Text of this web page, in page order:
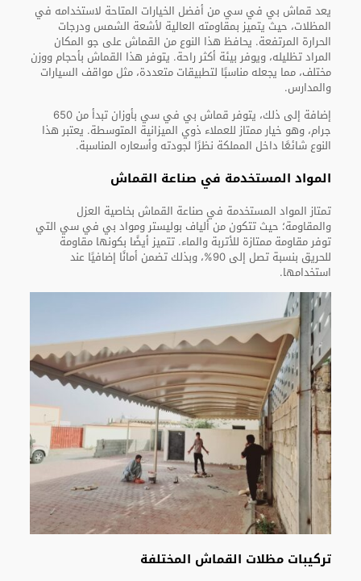
يعد قماش بي في سي من أفضل الخيارات المتاحة لاستخدامه في
المظلات، حيث يتميز بمقاومته العالية لأشعة الشمس ودرجات
الحرارة المرتفعة. يحافظ هذا النوع من القماش على جو المكان
المراد تظليله، ويوفر بيئة أكثر راحة. يتوفر هذا القماش بأحجام ووزن
مختلف، مما يجعله مناسبًا لتطبيقات متعددة، مثل مواقف السيارات
والمدارس.
إضافة إلى ذلك، يتوفر قماش بي في سي بأوزان تبدأ من 650
جرام، وهو خيار ممتاز للعملاء ذوي الميزانية المتوسطة. يعتبر هذا
النوع شائعًا داخل المملكة نظرًا لجودته وأسعاره المناسبة.
المواد المستخدمة في صناعة القماش
تمتاز المواد المستخدمة في صناعة القماش بخاصية العزل
والمقاومة؛ حيث تتكون من ألياف بوليستر ومواد بي في سي التي
توفر مقاومة ممتازة للأتربة والماء. تتميز أيضًا بكونها مقاومة
للحريق بنسبة تصل إلى 90%، وبذلك تضمن أمانًا إضافيًا عند
استخدامها.
تركيبات مظلات القماش المختلفة